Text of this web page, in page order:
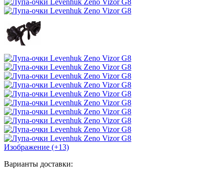
Изображение (+13)
Варианты доставки: